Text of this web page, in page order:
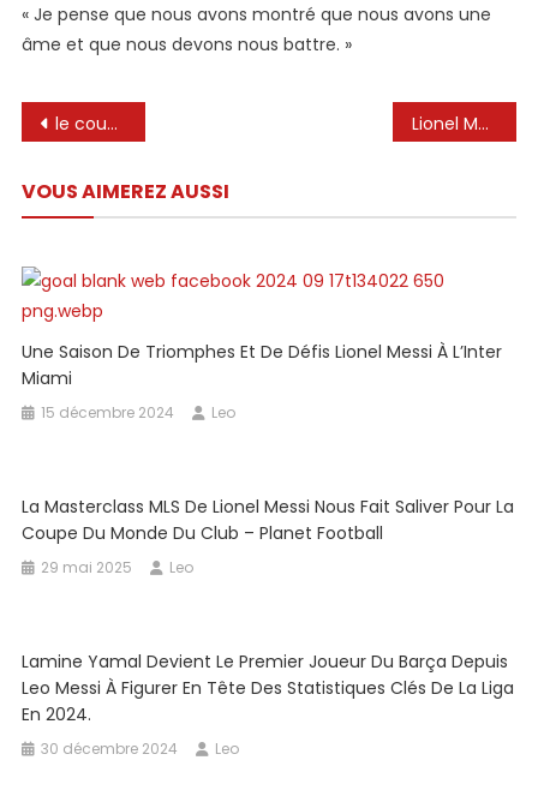
« Je pense que nous avons montré que nous avons une
âme et que nous devons nous battre. »
Navigation
de
l’article
le coup franc génial de Lionel Messi pour sauver l’Inter Miami d’une nouvelle déroute Lionel Messi crée l’histoire, bat un autre record pour battre Cristiano Ronaldo, David Beckham
VOUS AIMEREZ AUSSI
Une Saison De Triomphes Et De Défis Lionel Messi À L’Inter
Miami
15 décembre 2024 Leo
La Masterclass MLS De Lionel Messi Nous Fait Saliver Pour La
Coupe Du Monde Du Club – Planet Football
29 mai 2025 Leo
Lamine Yamal Devient Le Premier Joueur Du Barça Depuis
Leo Messi À Figurer En Tête Des Statistiques Clés De La Liga
En 2024.
30 décembre 2024 Leo